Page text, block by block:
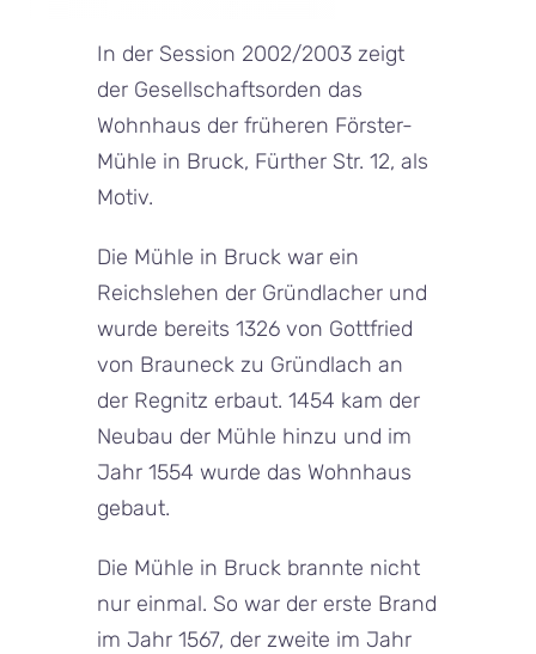
In der Session 2002/2003 zeigt
der Gesellschaftsorden das
Wohnhaus der früheren Förster-
Mühle in Bruck, Fürther Str. 12, als
Motiv.
Die Mühle in Bruck war ein
Reichslehen der Gründlacher und
wurde bereits 1326 von Gottfried
von Brauneck zu Gründlach an
der Regnitz erbaut. 1454 kam der
Neubau der Mühle hinzu und im
Jahr 1554 wurde das Wohnhaus
gebaut.
Die Mühle in Bruck brannte nicht
nur einmal. So war der erste Brand
im Jahr 1567, der zweite im Jahr